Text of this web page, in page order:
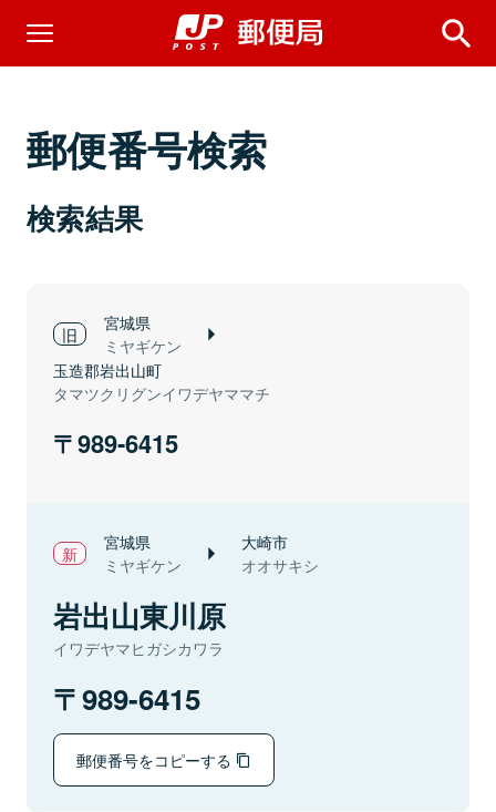
郵便番号検索
検索結果
宮城県
ミヤギケン
玉造郡岩出山町
タマツクリグンイワデヤママチ
989-6415
宮城県
ミヤギケン
大崎市
オオサキシ
岩出山東川原
イワデヤマヒガシカワラ
989-6415
郵便番号をコピーする